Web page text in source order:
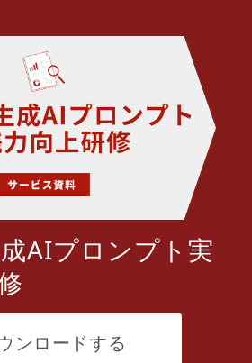
AIプロンプト実
ンロードする